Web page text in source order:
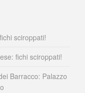
sciroppati!
fichi sciroppati!
Barracco: Palazzo